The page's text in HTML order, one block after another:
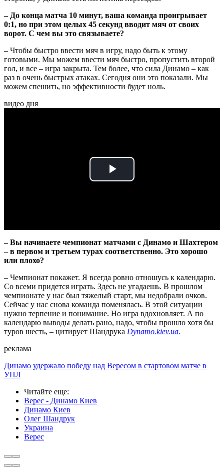
– До конца матча 10 минут, ваша команда проигрывает
0:1, но при этом целых 45 секунд вводит мяч от своих
ворот. С чем вы это связываете?
– Чтобы быстро ввести мяч в игру, надо быть к этому
готовыми. Мы можем ввести мяч быстро, пропустить второй
гол, и все – игра закрыта. Тем более, что сила Динамо – как
раз в очень быстрых атаках. Сегодня они это показали. Мы
можем спешить, но эффективности будет ноль.
видео дня
Play
– Вы начинаете чемпионат матчами с Динамо и Шахтером
– в первом и третьем турах соответственно. Это хорошо
или плохо?
– Чемпионат покажет. Я всегда ровно отношусь к календарю.
Со всеми придется играть. Здесь не угадаешь. В прошлом
чемпионате у нас был тяжелый старт, мы недобрали очков.
Сейчас у нас снова команда поменялась. В этой ситуации
нужно терпение и понимание. Но игра вдохновляет. А по
календарю выводы делать рано, надо, чтобы прошло хотя бы
туров шесть, – цитирует Шандрука Dynamo.kiev.ua.
реклама
Динамо удержало победу над Вересом в стартовом матче в
УПЛ
Читайте еще:
Верес - Динамо Киев
Динамо Киев
Олег Шандрук
Украина
Верес